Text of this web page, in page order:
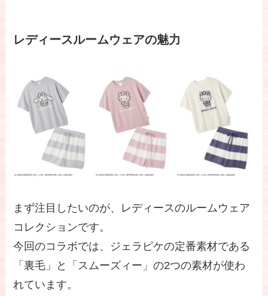
レディースルームウェアの魅力
まず注目したいのが、レディースのルームウェア
コレクションです。
今回のコラボでは、ジェラピケの定番素材である
「裏毛」と「スムーズィー」の2つの素材が使わ
れています。